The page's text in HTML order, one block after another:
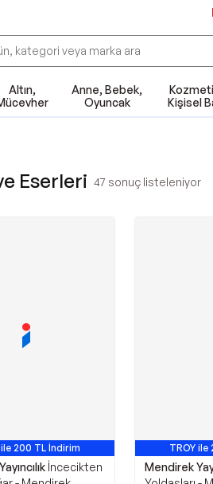
Altın,
Anne, Bebek,
Oyuncak
Kişisel
Eserleri 47 sonuç listeleniyor
ile 200 TL İndirim
İncecikten
TROY ile
Mendirek